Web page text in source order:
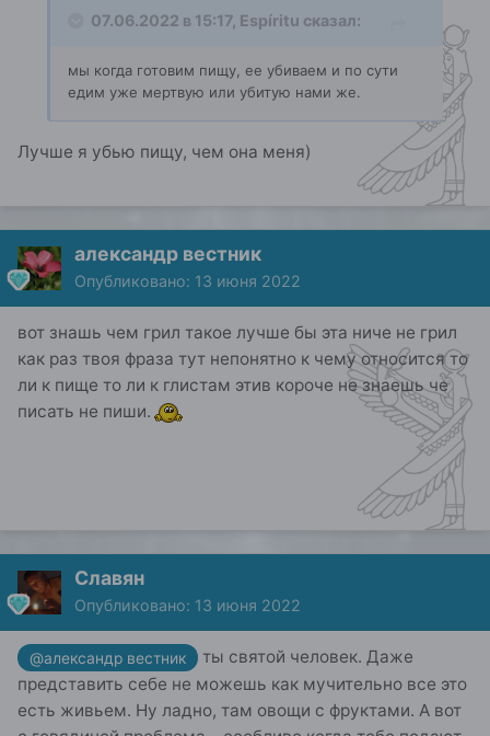
07.06.2022 в 15:17, Espíritu сказал:
мы когда готовим пищу, ее убиваем и по сути
едим уже мертвую или убитую нами же.
Лучше я убью пищу, чем она меня)
александр вестник
Опубликовано: 13 июня 2022
вот знашь чем грил такое лучше бы эта ниче не грил
как раз твоя фраза тут непонятно к чему относится то
ли к пище то ли к глистам этив короче не знаешь че
писать не пиши.
Славян
Опубликовано: 13 июня 2022
@александр вестник
ты святой человек. Даже
представить себе не можешь как мучительно все это
есть живьем. Ну ладно, там овощи с фруктами. А вот